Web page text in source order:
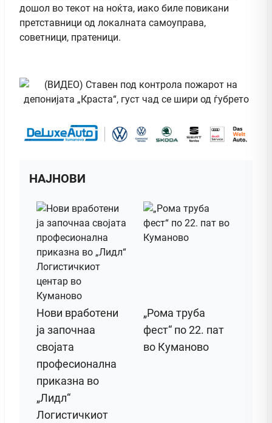
дошол во текот на ноќта, иако биле повикани
претставници од локалната самоуправа,
советници, пратеници.
НАЈНОВИ
Нови вработени
ја започнаа
својата
професионална
приказна во
„Лидл“
Логистичкиот
„Рома труба
фест“ по 22. пат
во Куманово